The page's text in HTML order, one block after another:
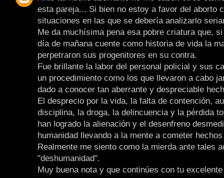
esta pareja... Si bien no estoy a favor del aborto
situaciones en las que se debería analizarlo
Me da muchísima pena esa pobre criatura que,
día de mañana cuente como historia de vida la
perpetraron sus progenitores en su contra.
Fue brillante la labor del personal policial y sus
un procedimiento como los que llevaron a cabo
dado a conocer tan aberrante y despreciable
El desprecio por la vida, la falta de contención,
disciplina, la droga, la delincuencia y la pérdida
han logrado la alienación y el desenfreno
humanidad llevando a la mente a cometer
Realmente me siento como la mierda ante tales
"deshumanidad".
Muy buena nota y que continúes con tu